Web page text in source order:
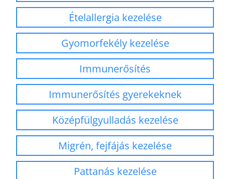
Ételallergia kezelése
Gyomorfekély kezelése
Immunerősítés
Immunerősítés gyerekeknek
Középfülgyulladás kezelése
Migrén, fejfájás kezelése
Pattanás kezelése